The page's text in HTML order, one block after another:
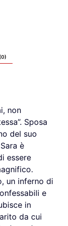
non
Sposa
del suo
è
essere
un inferno di
e
in
da cui